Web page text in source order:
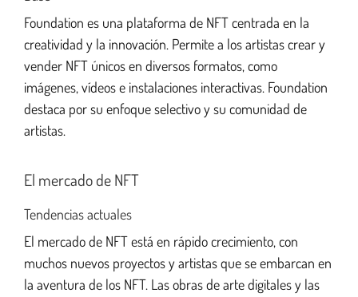
Foundation es una plataforma de NFT centrada en la
creatividad y la innovación. Permite a los artistas crear y
vender NFT únicos en diversos formatos, como
imágenes, vídeos e instalaciones interactivas. Foundation
destaca por su enfoque selectivo y su comunidad de
artistas.
El mercado de NFT
Tendencias actuales
El mercado de NFT está en rápido crecimiento, con
muchos nuevos proyectos y artistas que se embarcan en
la aventura de los NFT. Las obras de arte digitales y las